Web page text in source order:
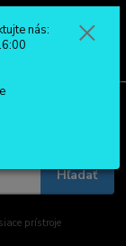
Hľadať
prístroje
nás: